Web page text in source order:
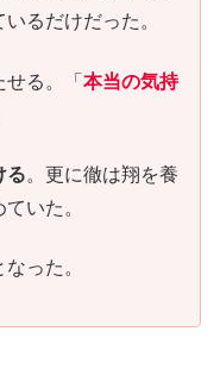
るだけだった。
る。「 本当の気持
る。更に徹は翔を養
いた。
った。